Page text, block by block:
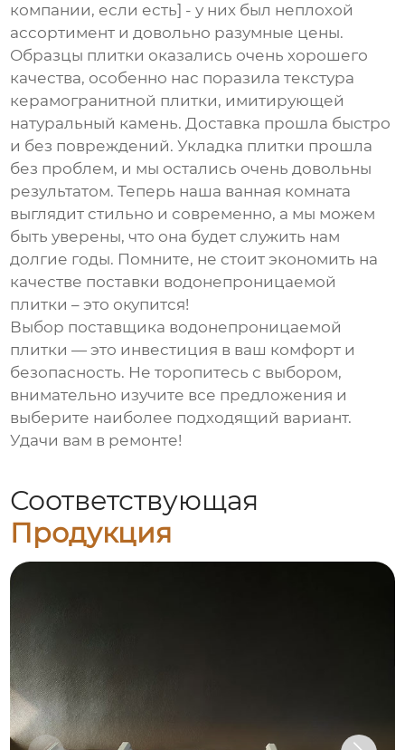
компании, если есть] - у них был неплохой
ассортимент и довольно разумные цены.
Образцы плитки оказались очень хорошего
качества, особенно нас поразила текстура
керамогранитной плитки, имитирующей
натуральный камень. Доставка прошла быстро
и без повреждений. Укладка плитки прошла
без проблем, и мы остались очень довольны
результатом. Теперь наша ванная комната
выглядит стильно и современно, а мы можем
быть уверены, что она будет служить нам
долгие годы. Помните, не стоит экономить на
качестве поставки водонепроницаемой
плитки – это окупится!
Выбор поставщика водонепроницаемой
плитки — это инвестиция в ваш комфорт и
безопасность. Не торопитесь с выбором,
внимательно изучите все предложения и
выберите наиболее подходящий вариант.
Удачи вам в ремонте!
Соответствующая
Продукция